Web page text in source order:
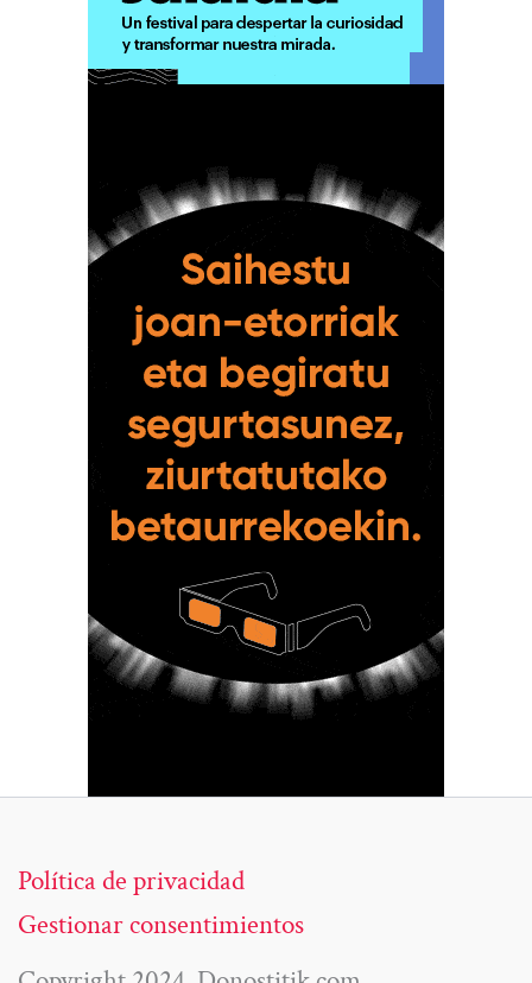
Política de privacidad
Gestionar consentimientos